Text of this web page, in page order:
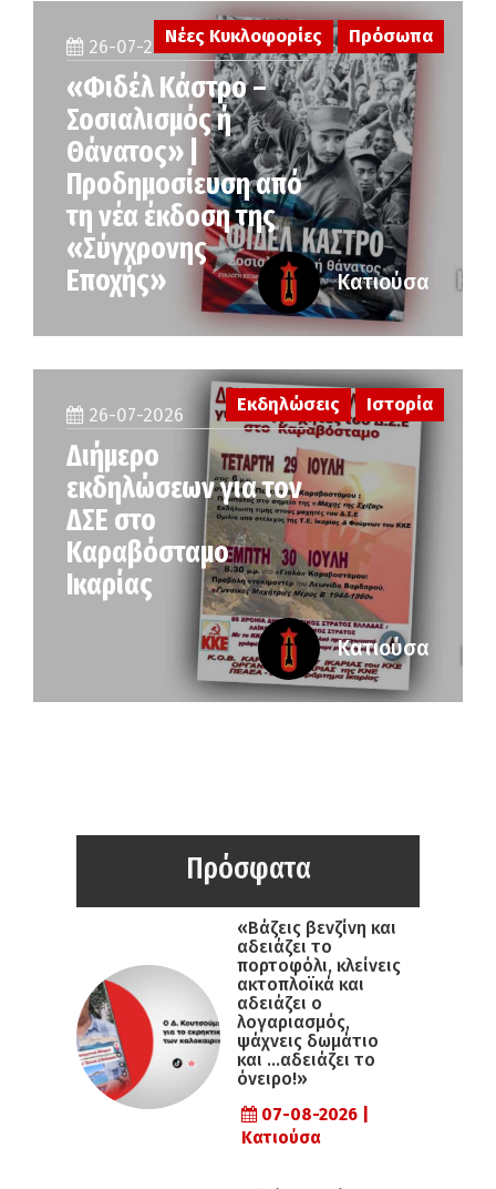
26-07-2026
«Φιδέλ Κάστρο –
Σοσιαλισμός ή
Θάνατος» |
Προδημοσίευση από
τη νέα έκδοση της
«Σύγχρονης
Εποχής»
Νέες Κυκλοφορίες Πρόσωπα
Κατιούσα
26-07-2026
Διήμερο
εκδηλώσεων για τον
ΔΣΕ στο
Καραβόσταμο
Ικαρίας
Εκδηλώσεις Ιστορία
Κατιούσα
Πρόσφατα
«Βάζεις βενζίνη και
αδειάζει το
πορτοφόλι, κλείνεις
ακτοπλοϊκά και
αδειάζει ο
λογαριασμός,
ψάχνεις δωμάτιο
και …αδειάζει το
όνειρο!»
07-08-2026 |
Κατιούσα